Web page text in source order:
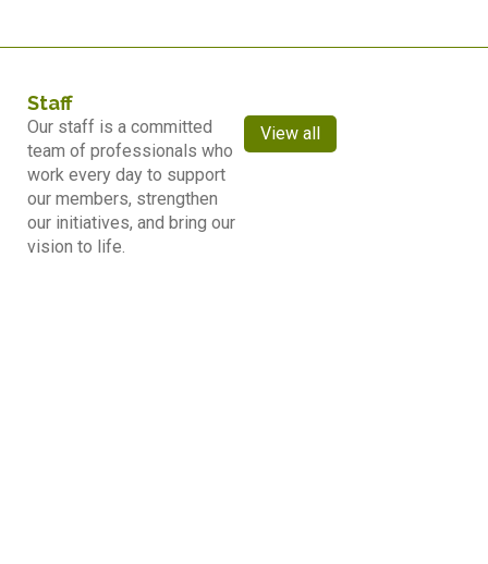
Staff
Our staff is a committed
team of professionals who
work every day to support
our members, strengthen
our initiatives, and bring our
vision to life.
View all